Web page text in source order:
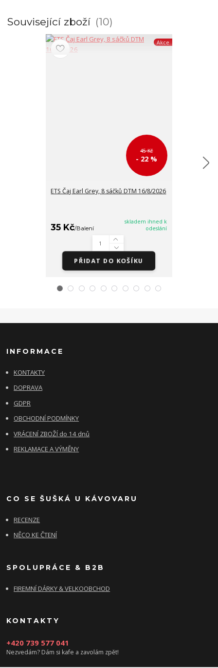
Související zboží 10
Akce
45 Kč
- 22 %
ETS Čaj Earl Grey, 8 sáčků DTM 16/8/2026
35 Kč/Balení
skladem ihned k
odeslání
PŘIDAT DO KOŠÍKU
INFORMACE
KONTAKTY
DOPRAVA
GDPR
OBCHODNÍ PODMÍNKY
VRÁCENÍ ZBOŽÍ do 14 dnů
REKLAMACE A VÝMĚNY
CO SE ŠUŠKÁ U KÁVOVARU
RECENZE
NĚCO KE ČTENÍ
SPOLUPRÁCE & B2B
FIREMNÍ DÁRKY & VELKOOBCHOD
KONTAKTY
+420 739 577 041
Nezvedám? Dám si kafe a zavolám zpět!